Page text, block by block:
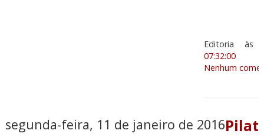
Editoria
às
07:32:00
Nenhum
segunda-feira, 11 de janeiro de 2016Pilat